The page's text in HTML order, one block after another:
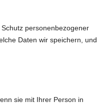
personenbezogener
Daten wir speichern, und
sie mit Ihrer Person in